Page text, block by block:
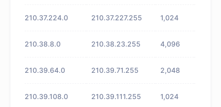
210.37.224.0 210.37.227.255 1,024
210.38.8.0 210.38.23.255 4,096
210.39.64.0 210.39.71.255 2,048
210.39.108.0 210.39.111.255 1,024